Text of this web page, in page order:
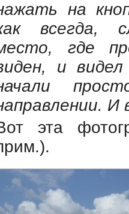
на
всегда,
где
и
И
эта